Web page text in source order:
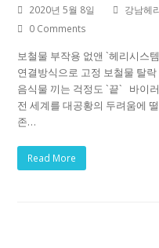
2020년 5월 8일 강남헤
0 Comments
보철물 부작용 없앤 `헤리시스
연결방식으로 고정 보철물 탈
음식물 끼는 걱정도 `끝` 바이
전 세계를 대공황의 두려움에
존…
Read More